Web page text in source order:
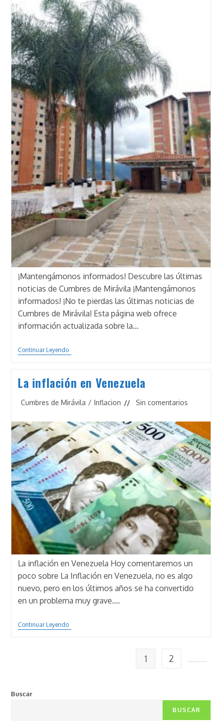
entrada:
¡Mantengámonos informados! Descubre las últimas
noticias de Cumbres de Mirávila ¡Mantengámonos
informados! ¡No te pierdas las últimas noticias de
Cumbres de Mirávila! Esta página web ofrece
información actualizada sobre la…
Continuar LeyendoMantengámonos
Informados
La inflación en Venezuela
Categoría
la
entrada:
Cumbres de Mirávila / Inflacion
Comentarios
la
entrada:
Sin comentarios
La inflación en Venezuela Hoy comentaremos un
poco sobre La Inflación en Venezuela, no es algo
nuevo, pero en los últimos años se ha convertido
en un problema muy grave.…
Continuar LeyendoLa
Inflación
1 2
Buscar
BUSCAR